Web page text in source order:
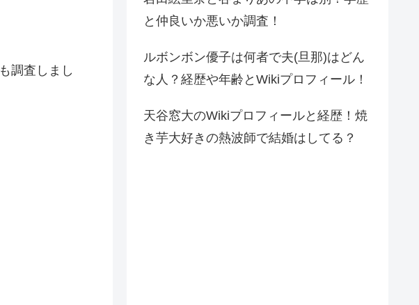
調査しまし
と仲良いか悪いか調査！
ルボンボン優子は何者で夫(旦那)はどん
な人？経歴や年齢とWikiプロフィール！
天谷窓大のWikiプロフィールと経歴！焼
き芋大好きの熱波師で結婚はしてる？